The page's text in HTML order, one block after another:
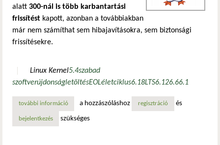
alatt 300-nál is több karbantartási
frissítést kapott, azonban a továbbiakban
már nem számíthat sem hibajavításokra, sem biztonsági
frissítésekre.
Linux Kernel5.4szabad
szoftverújdonságletöltésEOLéletciklus6.18LTS6.126.66.1
további információa linux 5.4 kernel elérte életciklusa végét – hat év után
a hozzászóláshoz regisztráció és
bejelentkezés szükséges